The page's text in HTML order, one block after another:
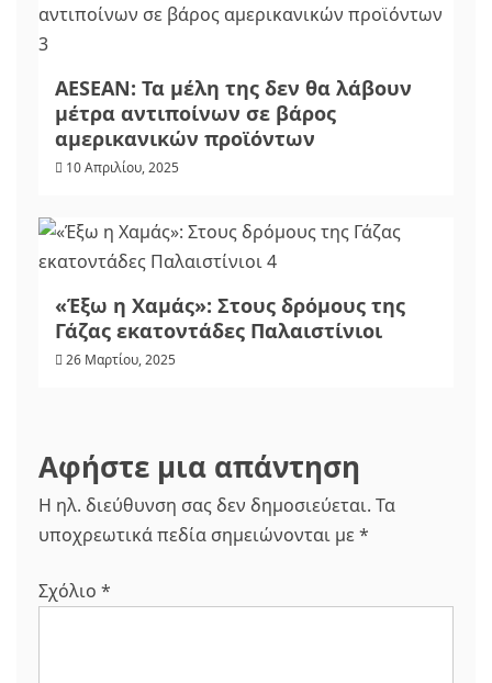
AESEAN: Τα μέλη της δεν θα λάβουν
μέτρα αντιποίνων σε βάρος
αμερικανικών προϊόντων
10 Απριλίου, 2025
«Έξω η Χαμάς»: Στους δρόμους της
Γάζας εκατοντάδες Παλαιστίνιοι
26 Μαρτίου, 2025
Αφήστε μια απάντηση
Η ηλ. διεύθυνση σας δεν δημοσιεύεται. Τα
υποχρεωτικά πεδία σημειώνονται με *
Σχόλιο *